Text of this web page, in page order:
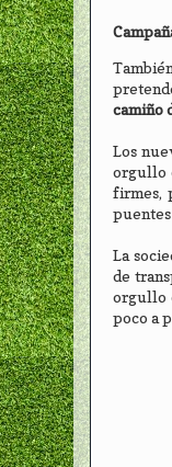
camiño
Los
orgullo
firmes,
La
de
orgullo
poco a